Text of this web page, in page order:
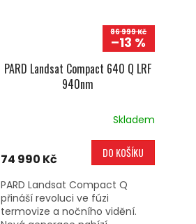
86 999 Kč
–13 %
PARD Landsat Compact 640 Q LRF
940nm
Skladem
74 990 Kč DO KOŠÍKU
PARD Landsat Compact Q
přináší revoluci ve fúzi
termovize a nočního vidění.